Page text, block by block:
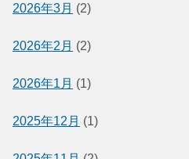
2026年3月 (2)
2026年2月 (2)
2026年1月 (1)
2025年12月 (1)